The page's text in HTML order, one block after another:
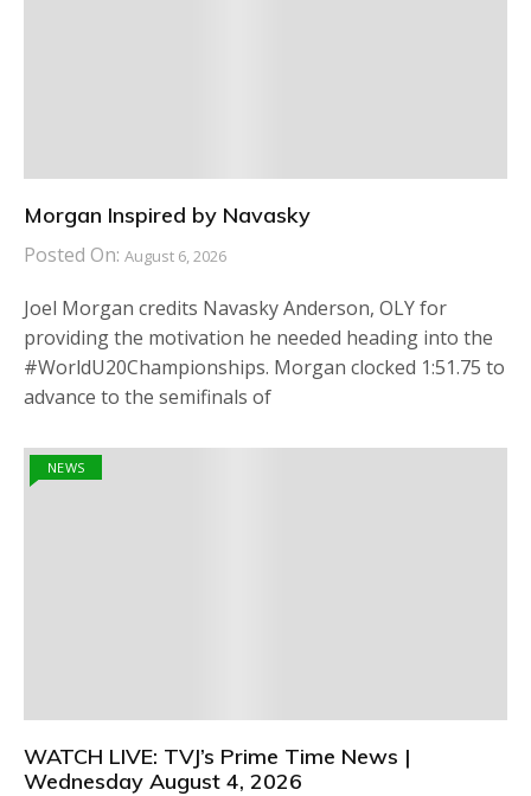
Morgan Inspired by Navasky
Posted On: August 6, 2026
Joel Morgan credits Navasky Anderson, OLY for
providing the motivation he needed heading into the
#WorldU20Championships. Morgan clocked 1:51.75 to
advance to the semifinals of
NEWS
WATCH LIVE: TVJ’s Prime Time News |
Wednesday August 4, 2026